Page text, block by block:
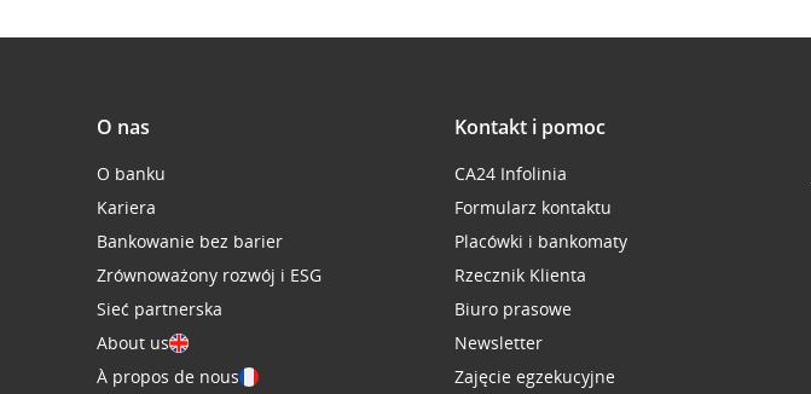
O nas
O banku
Kariera
Bankowanie bez barier
Zrównoważony rozwój i ESG
Sieć partnerska
About us
À propos de nous
Kontakt i pomoc
CA24 Infolinia
Formularz kontaktu
Placówki i bankomaty
Rzecznik Klienta
Biuro prasowe
Newsletter
Zajęcie egzekucyjne